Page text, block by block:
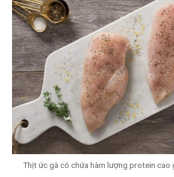
Thịt ức gà có chứa hàm lượng protein cao